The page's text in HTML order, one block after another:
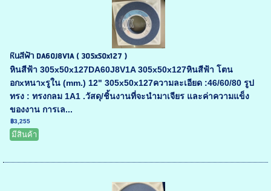
หินสีฟ้า DA60J8V1A ( 305x50x127 )
หินสีฟ้า 305x50x127DA60J8V1A 305x50x127หินสีฟ้า โตน
อกxหนาxรูใน (mm.) 12" 305x50x127ความละเอียด :46/60/80 รูป
ทรง : ทรงกลม 1A1 .วัสดุ/ชิ้นงานที่จะนำมาเจียร และค่าความแข็ง
ของงาน การเล...
฿3,255
มีสินค้า